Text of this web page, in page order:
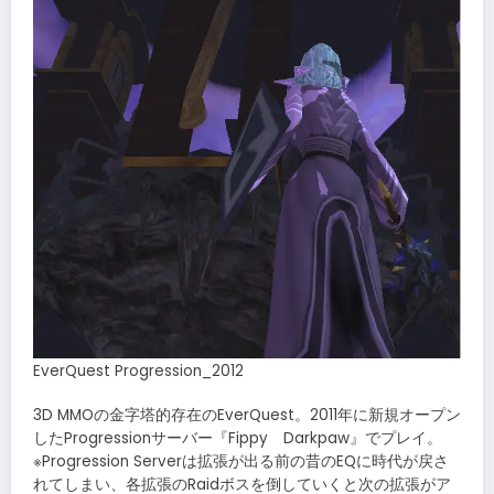
EverQuest Progression_2012
3D MMOの金字塔的存在のEverQuest。2011年に新規オープン
したProgressionサーバー『Fippy Darkpaw』でプレイ。
※Progression Serverは拡張が出る前の昔のEQに時代が戻さ
れてしまい、各拡張のRaidボスを倒していくと次の拡張がア